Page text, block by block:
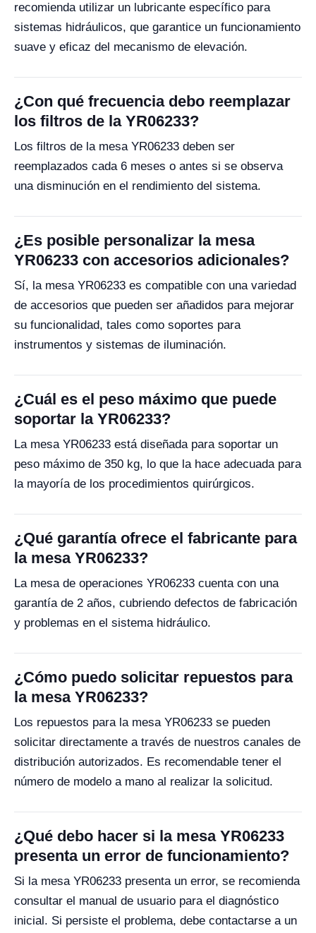
recomienda utilizar un lubricante específico para
sistemas hidráulicos, que garantice un funcionamiento
suave y eficaz del mecanismo de elevación.
¿Con qué frecuencia debo reemplazar
los filtros de la YR06233?
Los filtros de la mesa YR06233 deben ser
reemplazados cada 6 meses o antes si se observa
una disminución en el rendimiento del sistema.
¿Es posible personalizar la mesa
YR06233 con accesorios adicionales?
Sí, la mesa YR06233 es compatible con una variedad
de accesorios que pueden ser añadidos para mejorar
su funcionalidad, tales como soportes para
instrumentos y sistemas de iluminación.
¿Cuál es el peso máximo que puede
soportar la YR06233?
La mesa YR06233 está diseñada para soportar un
peso máximo de 350 kg, lo que la hace adecuada para
la mayoría de los procedimientos quirúrgicos.
¿Qué garantía ofrece el fabricante para
la mesa YR06233?
La mesa de operaciones YR06233 cuenta con una
garantía de 2 años, cubriendo defectos de fabricación
y problemas en el sistema hidráulico.
¿Cómo puedo solicitar repuestos para
la mesa YR06233?
Los repuestos para la mesa YR06233 se pueden
solicitar directamente a través de nuestros canales de
distribución autorizados. Es recomendable tener el
número de modelo a mano al realizar la solicitud.
¿Qué debo hacer si la mesa YR06233
presenta un error de funcionamiento?
Si la mesa YR06233 presenta un error, se recomienda
consultar el manual de usuario para el diagnóstico
inicial. Si persiste el problema, debe contactarse a un